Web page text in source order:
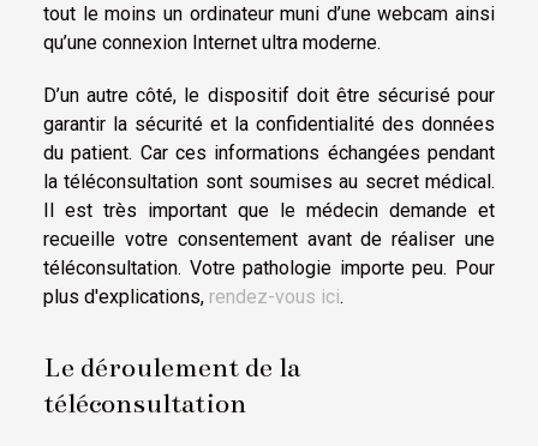
tout le moins un ordinateur muni d’une webcam ainsi
qu’une connexion Internet ultra moderne.
D’un autre côté, le dispositif doit être sécurisé pour
garantir la sécurité et la confidentialité des données
du patient. Car ces informations échangées pendant
la téléconsultation sont soumises au secret médical.
Il est très important que le médecin demande et
recueille votre consentement avant de réaliser une
téléconsultation. Votre pathologie importe peu. Pour
plus d'explications, rendez-vous ici.
Le déroulement de la
téléconsultation